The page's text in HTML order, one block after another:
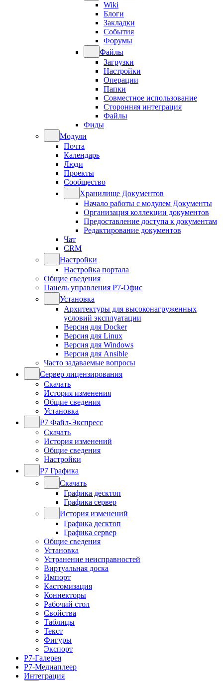
Wiki
Блоги
Закладки
События
Форумы
Файлы
Загрузки
Настройки
Операции
Папки
Совместное использование
Сторонняя интеграция
Файлы
Фиды
Модули
Почта
Календарь
Люди
Проекты
Сообщество
Хранилище Документов
Начало работы с модулем Документы
Организация коллекции документов
Предоставление доступа к документам
Редактирование документов
Чат
CRM
Настройки
Настройка портала
Общие сведения
Панель управления Р7-Офис
Установка
Архитектуры для высоконагруженных
условий эксплуатации
Версия для Docker
Версия для Linux
Версия для Windows
Версия для Ansible
Часто задаваемые вопросы
Сервер лицензирования
Скачать
История изменения
Общие сведения
Установка
Р7 Файл-Экспресс
Скачать
История изменений
Общие сведения
Настройки
Р7 Графика
Скачать
Графика десктоп
Графика сервер
История изменений
Графика десктоп
Графика сервер
Общие сведения
Установка
Устранение неисправностей
Виртуальная доска
Импорт
Кастомизация
Коннекторы
Рабочий стол
Свойства
Таблицы
Текст
Фигуры
Экспорт
Р7-Галерея
Р7-Медиаплеер
Интеграция